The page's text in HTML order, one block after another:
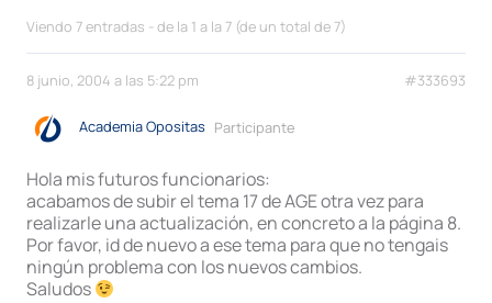
Viendo 7 entradas - de la 1 a la 7 (de un total de 7)
8 junio, 2004 a las 5:22 pm #333693
Academia Opositas Participante
Hola mis futuros funcionarios:
acabamos de subir el tema 17 de AGE otra vez para
realizarle una actualización, en concreto a la página 8.
Por favor, id de nuevo a ese tema para que no tengais
ningún problema con los nuevos cambios.
Saludos